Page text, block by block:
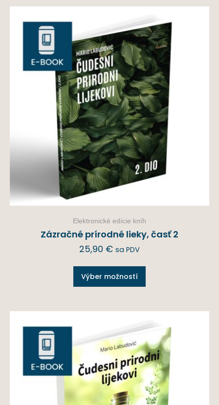
Elektronické edície kníh
Zázračné prírodné lieky, časť 2
25,90 € sa PDV
Výber možností